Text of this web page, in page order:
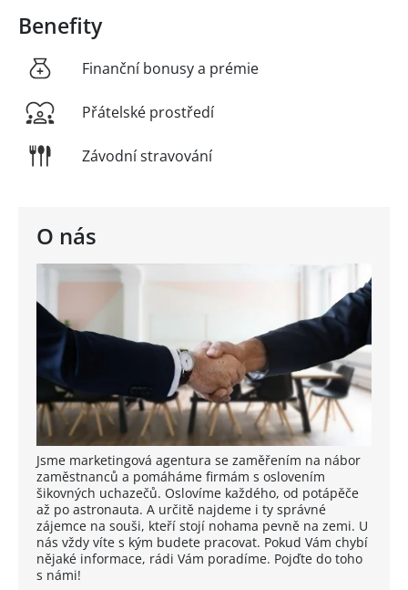
O nás
Jsme marketingová agentura se zaměřením na nábor
zaměstnanců a pomáháme firmám s oslovením
šikovných uchazečů. Oslovíme každého, od potápěče
až po astronauta. A určitě najdeme i ty správné
zájemce na souši, kteří stojí nohama pevně na zemi. U
nás vždy víte s kým budete pracovat. Pokud Vám chybí
nějaké informace, rádi Vám poradíme. Pojďte do toho
s námi!
Benefity
Finanční bonusy a prémie
Přátelské prostředí
Závodní stravování